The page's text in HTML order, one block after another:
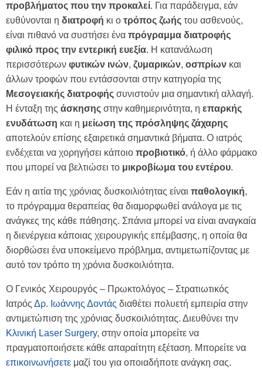
προβλήματος που την προκαλεί. Για παράδειγμα, εάν
ευθύνονται η διατροφή κι ο τρόπος ζωής του ασθενούς,
είναι πιθανό να συστήσει ένα πρόγραμμα διατροφής
φιλικό προς την εντερική ευεξία. Η κατανάλωση
περισσότερων φυτικών ινών, ζυμαρικών, οσπρίων και
άλλων τροφών που εντάσσονται στην κατηγορία της
Μεσογειακής διατροφής συνιστούν μια σημαντική αλλαγή.
Η ένταξη της άσκησης στην καθημερινότητα, η επαρκής
ενυδάτωση και η μείωση της πρόσληψης ζάχαρης
αποτελούν επίσης εξαιρετικά σημαντικά βήματα. Ο ιατρός
ενδέχεται να χορηγήσει κάποιο προβιοτικό, ή άλλο φάρμακο
που μπορεί να βελτιώσει το μικροβίωμα του εντέρου.
Εάν η αιτία της χρόνιας δυσκοιλιότητας είναι παθολογική,
το πρόγραμμα θεραπείας θα διαμορφωθεί ανάλογα με τις
ανάγκες της κάθε πάθησης. Σπάνια μπορεί να είναι αναγκαία
η διενέργεια κάποιας χειρουργικής επέμβασης, η οποία θα
διορθώσει ένα υποκείμενο πρόβλημα, αντιμετωπίζοντας με
αυτό τον τρόπο τη χρόνια δυσκοιλιότητα.
Ο Γενικός Χειρουργός – Πρωκτολόγος – Στρατιωτικός
Ιατρός Δρ. Ιωάννης Δοντάς διαθέτει πολυετή εμπειρία στην
αντιμετώπιση της χρόνιας δυσκοιλιότητας. Διευθύνει την
Κλινική Laser Surgery, στην οποία μπορείτε να
πραγματοποιήσετε κάθε απαραίτητη εξέταση. Μπορείτε να
επικοινωνήσετε μαζί του για οποιαδήποτε ανάγκη σας.